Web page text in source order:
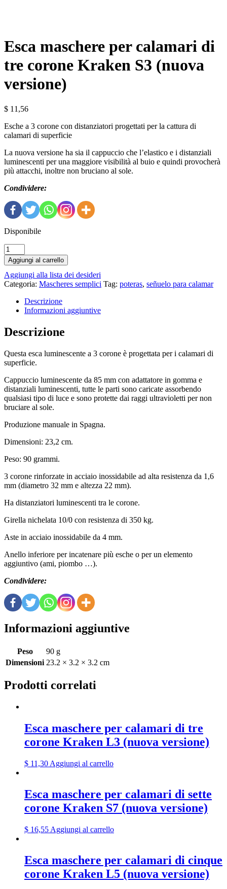
Esca maschere per calamari di
tre corone Kraken S3 (nuova
versione)
$ 11,56
Esche a 3 corone con distanziatori progettati per la cattura di
calamari di superficie
La nuova versione ha sia il cappuccio che l’elastico e i distanziali
luminescenti per una maggiore visibilità al buio e quindi provocherà
più attacchi, inoltre non bruciano al sole.
Condividere:
Disponibile
Esca
maschere
per
calamari
di
corone
Kraken
(nuova
Aggiungi al carrello
Aggiungi alla lista dei desideri
Categoria: Mascheres semplici Tag: poteras, señuelo para calamar
Descrizione
Informazioni aggiuntive
Descrizione
Questa esca luminescente a 3 corone è progettata per i calamari di
superficie.
Cappuccio luminescente da 85 mm con adattatore in gomma e
distanziali luminescenti, tutte le parti sono caricate assorbendo
qualsiasi tipo di luce e sono protette dai raggi ultravioletti per non
bruciare al sole.
Produzione manuale in Spagna.
Dimensioni: 23,2 cm.
Peso: 90 grammi.
3 corone rinforzate in acciaio inossidabile ad alta resistenza da 1,6
mm (diametro 32 mm e altezza 22 mm).
Ha distanziatori luminescenti tra le corone.
Girella nichelata 10/0 con resistenza di 350 kg.
Aste in acciaio inossidabile da 4 mm.
Anello inferiore per incatenare più esche o per un elemento
aggiuntivo (ami, piombo …).
Condividere:
Informazioni aggiuntive
Peso
90 g
Dimensioni 23.2 × 3.2 × 3.2 cm
Prodotti correlati
Esca maschere per calamari di tre
corone Kraken L3 (nuova versione)
$ 11,30 Aggiungi al carrello
Esca maschere per calamari di sette
corone Kraken S7 (nuova versione)
$ 16,55 Aggiungi al carrello
Esca maschere per calamari di cinque
corone Kraken L5 (nuova versione)